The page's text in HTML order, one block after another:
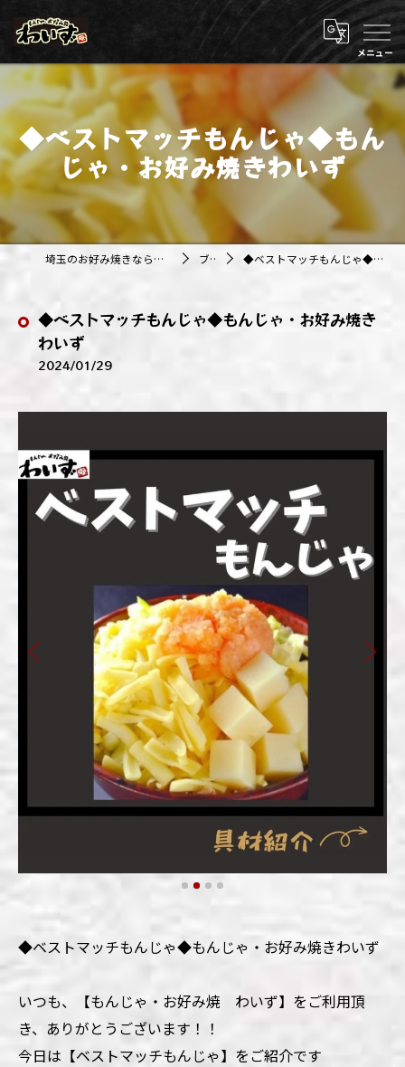
◆ベストマッチもんじゃ◆もん
じゃ・お好み焼きわいず
埼玉のお好み焼きなら株式会社アジルカンパニー ブログ ◆ベストマッチもんじゃ◆もんじゃ・お好み焼きわいず
◆ベストマッチもんじゃ◆もんじゃ・お好み焼き
わいず
2024/01/29
◆ベストマッチもんじゃ◆もんじゃ・お好み焼きわいず
いつも、【もんじゃ・お好み焼 わいず】をご利用頂
き、ありがとうございます！！
今日は【ベストマッチもんじゃ】をご紹介です